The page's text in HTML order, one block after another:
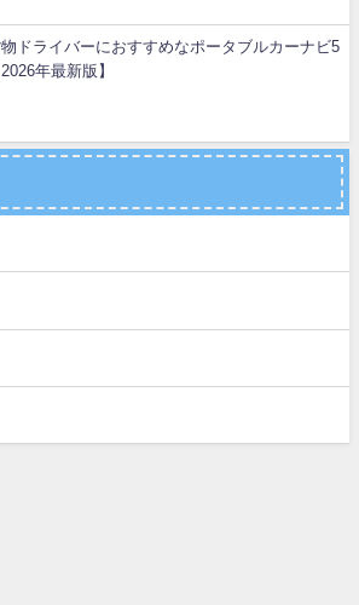
ドライバーにおすすめなポータブルカーナビ5
年最新版】